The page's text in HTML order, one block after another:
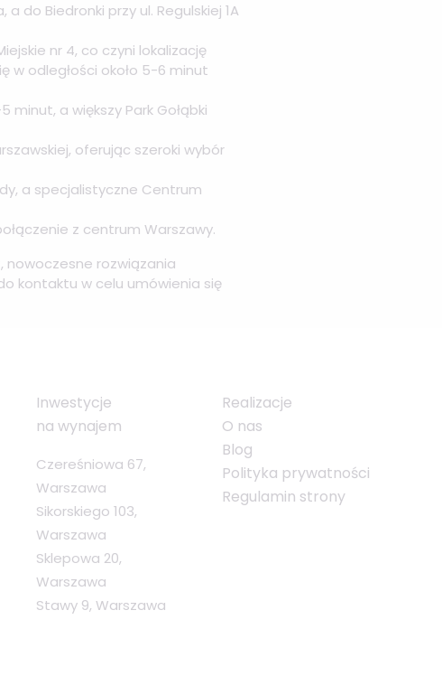
do Biedronki przy ul. Regulskiej 1A
nr 4, co czyni lokalizację
w odległości około 5-6 minut
minut, a większy Park Gołąbki
oferując szeroki wybór
a specjalistyczne Centrum
z centrum Warszawy.
nowoczesne rozwiązania
kontaktu w celu umówienia się
Inwestycje
na wynajem
Czereśniowa 67,
Warszawa
Sikorskiego 103,
Warszawa
Sklepowa 20,
Warszawa
Stawy 9, Warszawa
Realizacje
O nas
Blog
Polityka prywatności
Regulamin strony